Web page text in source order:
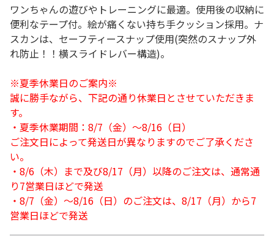
ワンちゃんの遊びやトレーニングに最適。使用後の収納に
便利なテープ付。絵が痛くない持ち手クッション採用。ナ
スカンは、セーフティースナップ使用(突然のスナップ外
れ防止！！横スライドレバー構造)。
※夏季休業日のご案内※
誠に勝手ながら、下記の通り休業日とさせていただきま
す。
・夏季休業期間：8/7（金）～8/16（日）
ご注文日によって発送日が異なりますのでご了承くださ
い。
・8/6（木）まで及び8/17（月）以降のご注文は、通常通
り7営業日ほどで発送
・8/7（金）～8/16（日）のご注文は、8/17（月）から7
営業日ほどで発送